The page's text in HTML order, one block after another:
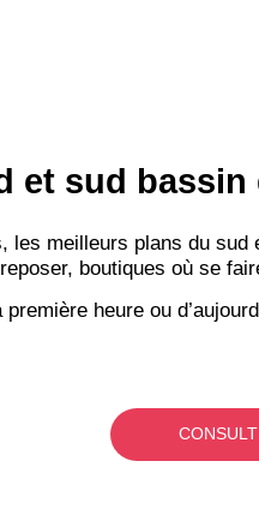
sud bassin
meilleurs plans du
boutiques où se
heure ou